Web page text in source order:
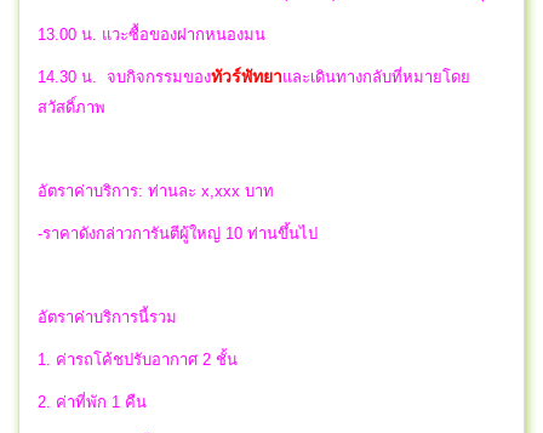
13.00 น. แวะซื้อของฝากหนองมน
14.30 น. จบกิจกรรมของทัวร์พัทยาและเดินทางกลับที่หมายโดย
สวัสดิ์ภาพ
อัตราค่าบริการ: ท่านละ x,xxx บาท
-ราคาดังกล่าวการันตีผู้ใหญ่ 10 ท่านขึ้นไป
อัตราค่าบริการนี้รวม
1. ค่ารถโค้ชปรับอากาศ 2 ชั้น
2. ค่าที่พัก 1 คืน